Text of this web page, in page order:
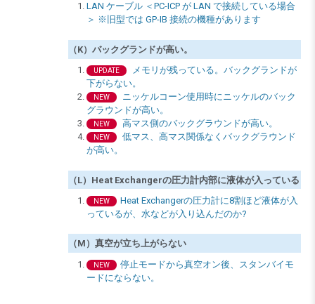
LAN ケーブル ＜PC-ICP が LAN で接続している場合
＞ ※旧型では GP-IB 接続の機種があります
（K）バックグランドが高い。
UPDATE
メモリが残っている。バックグランドが
下がらない。
NEW
ニッケルコーン使用時にニッケルのバック
グラウンドが高い。
NEW 高マス側のバックグラウンドが高い。
NEW
低マス、高マス関係なくバックグラウンド
が高い。
（L）Heat Exchangerの圧力計内部に液体が入っている
NEW
Heat Exchangerの圧力計に8割ほど液体が入
っているが、水などが入り込んだのか?
（M）真空が立ち上がらない
NEW
停止モードから真空オン後、スタンバイモ
ードにならない。